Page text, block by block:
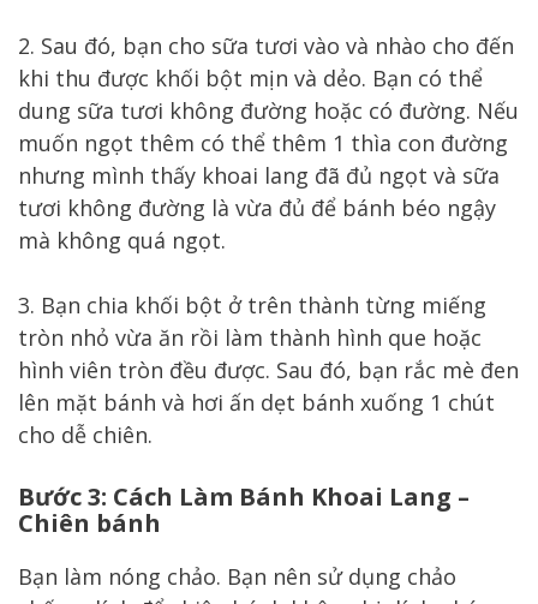
2. Sau đó, bạn cho sữa tươi vào và nhào cho đến
khi thu được khối bột mịn và dẻo. Bạn có thể
dung sữa tươi không đường hoặc có đường. Nếu
muốn ngọt thêm có thể thêm 1 thìa con đường
nhưng mình thấy khoai lang đã đủ ngọt và sữa
tươi không đường là vừa đủ để bánh béo ngậy
mà không quá ngọt.
3. Bạn chia khối bột ở trên thành từng miếng
tròn nhỏ vừa ăn rồi làm thành hình que hoặc
hình viên tròn đều được. Sau đó, bạn rắc mè đen
lên mặt bánh và hơi ấn dẹt bánh xuống 1 chút
cho dễ chiên.
Bước 3: Cách Làm Bánh Khoai Lang –
Chiên bánh
Bạn làm nóng chảo. Bạn nên sử dụng chảo